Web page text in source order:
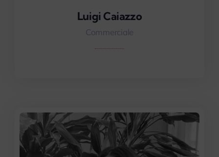
Luigi Caiazzo
Commerciale
Luigi Caiazzo